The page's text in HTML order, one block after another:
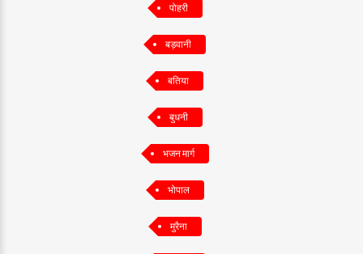
पोहरी
बड़वानी
बतिया
बुधनी
भजन मार्ग
भोपाल
मुरैना